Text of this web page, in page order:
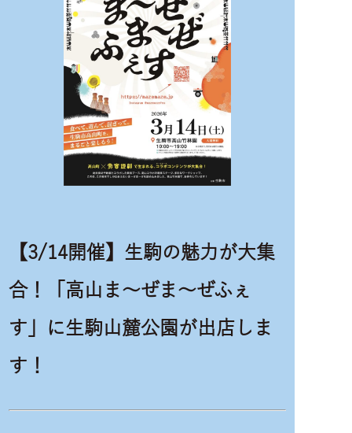
【3/14開催】生駒の魅力が大集
合！「高山ま〜ぜま〜ぜふぇ
す」に生駒山麓公園が出店しま
す！